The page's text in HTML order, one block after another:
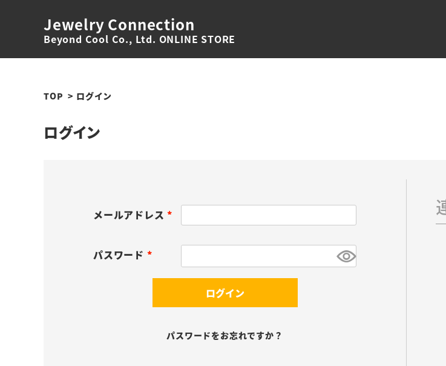
Jewelry Connection
Beyond Cool Co., Ltd. ONLINE STORE
TOP ログイン
ログイン
メールアドレス
パスワード
ログイン
パスワードをお忘れですか？